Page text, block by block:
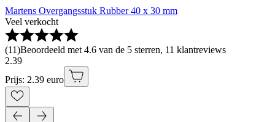
Martens Overgangsstuk Rubber 40 x 30 mm
Veel verkocht
(11)Beoordeeld met 4.6 van de 5 sterren, 11 klantreviews
2.39
Prijs: 2.39 euro